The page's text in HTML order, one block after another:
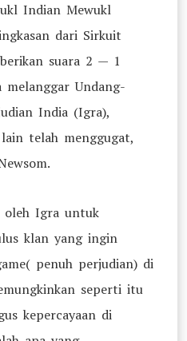
Indian Mewukl
dari Sirkuit
suara 2 — 1
melanggar Undang-
India (Igra),
telah menggugat,
oleh Igra untuk
klan yang ingin
penuh perjudian) di
seperti itu
kepercayaan di